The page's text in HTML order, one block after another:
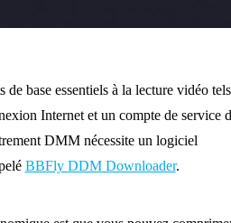
de base essentiels à la lecture vidéo tels
Internet et un compte de service
DMM nécessite un logiciel
BBFly DDM Downloader.